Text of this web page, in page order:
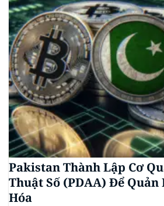
Pakistan Thành Lập Cơ
Thuật Số (PDAA) Để Quản
Hóa